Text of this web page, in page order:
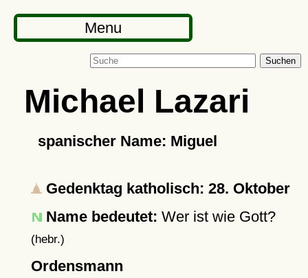
Menu
Suchen
Michael Lazari
spanischer Name: Miguel
Gedenktag katholisch: 28. Oktober
Name bedeutet: Wer ist wie Gott?
(hebr.)
Ordensmann